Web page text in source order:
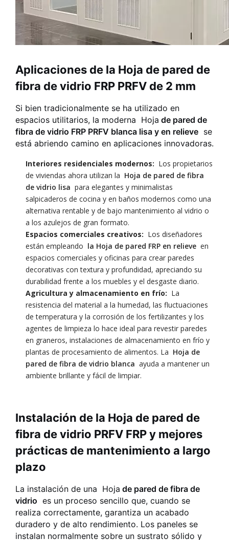
Aplicaciones de la Hoja de pared de
fibra de vidrio FRP PRFV de 2 mm
Si bien tradicionalmente se ha utilizado en
espacios utilitarios, la moderna Hoja de pared de
fibra de vidrio FRP PRFV blanca lisa y en relieve se
está abriendo camino en aplicaciones innovadoras.
Interiores residenciales modernos: Los propietarios
de viviendas ahora utilizan la Hoja de pared de fibra
de vidrio lisa para elegantes y minimalistas
salpicaderos de cocina y en baños modernos como una
alternativa rentable y de bajo mantenimiento al vidrio o
a los azulejos de gran formato.
Espacios comerciales creativos: Los diseñadores
están empleando la Hoja de pared FRP en relieve en
espacios comerciales y oficinas para crear paredes
decorativas con textura y profundidad, apreciando su
durabilidad frente a los muebles y el desgaste diario.
Agricultura y almacenamiento en frío: La
resistencia del material a la humedad, las fluctuaciones
de temperatura y la corrosión de los fertilizantes y los
agentes de limpieza lo hace ideal para revestir paredes
en graneros, instalaciones de almacenamiento en frío y
plantas de procesamiento de alimentos. La Hoja de
pared de fibra de vidrio blanca ayuda a mantener un
ambiente brillante y fácil de limpiar.
Instalación de la Hoja de pared de
fibra de vidrio PRFV FRP y mejores
prácticas de mantenimiento a largo
plazo
La instalación de una Hoja de pared de fibra de
vidrio es un proceso sencillo que, cuando se
realiza correctamente, garantiza un acabado
duradero y de alto rendimiento. Los paneles se
instalan normalmente sobre un sustrato sólido y